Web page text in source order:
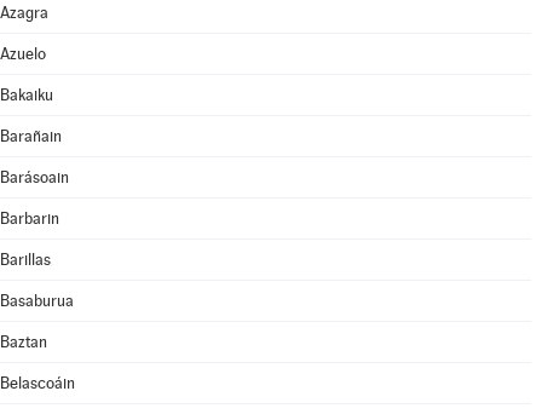
Azagra
Azuelo
Bakaiku
Barañain
Barásoain
Barbarin
Barillas
Basaburua
Baztan
Belascoáin